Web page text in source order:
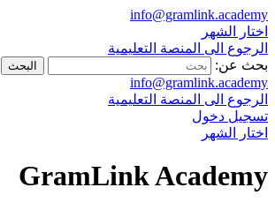
info@gramlink.academy
اختار الشهر
الرجوع الى المنصة التعليمية
بحث عن:
info@gramlink.academy
الرجوع الى المنصة التعليمية
تسجيل دخول
اختار الشهر
GramLink Academy